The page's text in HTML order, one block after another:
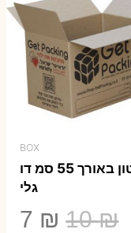
BOX
קרטון באורך 55 סמ דו
גלי
10₪
7 ₪